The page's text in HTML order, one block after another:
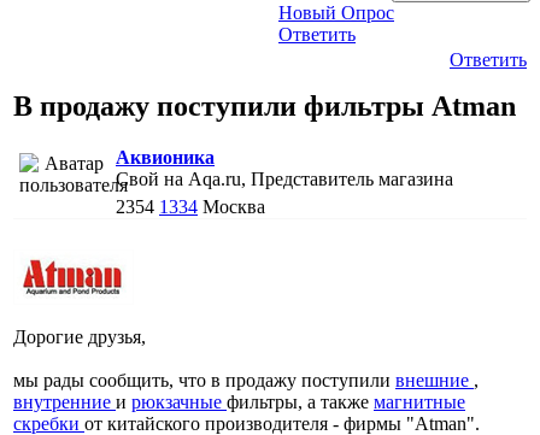
Новый Опрос
Ответить
Ответить
В продажу поступили фильтры Atman
Аквионика
Свой на Aqa.ru, Представитель магазина
2354 1334 Москва
Дорогие друзья,
мы рады сообщить, что в продажу поступили внешние ,
внутренние и рюкзачные фильтры, а также магнитные
скребки от китайского производителя - фирмы "Atman".